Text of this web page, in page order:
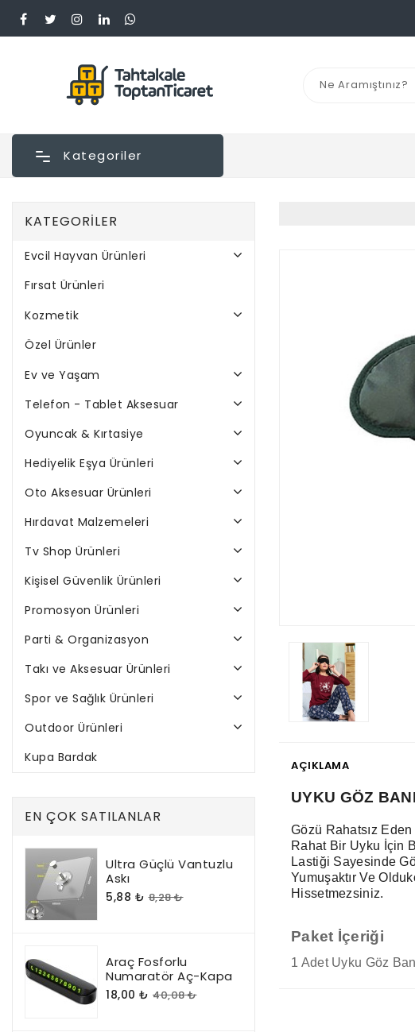
Kategoriler
KATEGORILER
Evcil Hayvan Ürünleri
Fırsat Ürünleri
Kozmetik
Özel Ürünler
Ev ve Yaşam
Telefon - Tablet Aksesuar
Oyuncak & Kırtasiye
Hediyelik Eşya Ürünleri
Oto Aksesuar Ürünleri
Hırdavat Malzemeleri
Tv Shop Ürünleri
Kişisel Güvenlik Ürünleri
Promosyon Ürünleri
Parti & Organizasyon
Takı ve Aksesuar Ürünleri
Spor ve Sağlık Ürünleri
Outdoor Ürünleri
Kupa Bardak
EN ÇOK SATILANLAR
Ultra Güçlü Vantuzlu
Askı
5,88 ₺ 8,28 ₺
Araç Fosforlu
Numaratör Aç-Kapa
18,00 ₺ 40,08 ₺
AÇIKLAMA
UYKU GÖZ
Gözü Rahatsız
Rahat Bir Uyku İçin
Lastiği Sayesinde
Yumuşaktır Ve
Hissetmezsiniz.
Paket İçeriği
1 Adet Uyku Göz